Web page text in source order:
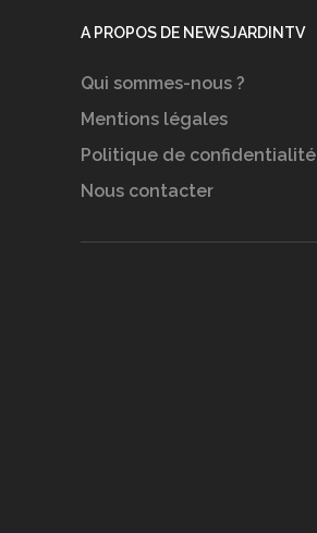
A PROPOS DE NEWSJARDINTV
Qui sommes-nous ?
Mentions légales
Politique de confidentialité
Nous contacter